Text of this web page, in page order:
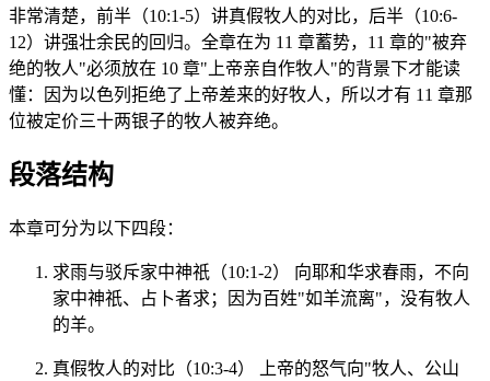
非常清楚，前半（10:1-5）讲真假牧人的对比，后半（10:6-
12）讲强壮余民的回归。全章在为 11 章蓄势，11 章的"被弃
绝的牧人"必须放在 10 章"上帝亲自作牧人"的背景下才能读
懂：因为以色列拒绝了上帝差来的好牧人，所以才有 11 章那
位被定价三十两银子的牧人被弃绝。
段落结构
本章可分为以下四段：
求雨与驳斥家中神祇（10:1-2） 向耶和华求春雨，不向
家中神祇、占卜者求；因为百姓"如羊流离"，没有牧人
的羊。
真假牧人的对比（10:3-4） 上帝的怒气向"牧人、公山